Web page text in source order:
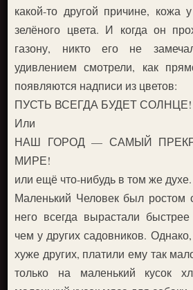
какой-то другой причине, кожа
зелёного цвета. И когда он
газону, никто его не
удивлением смотрели, как
появляются надписи из цветов:
ПУСТЬ ВСЕГДА БУДЕТ СОЛНЦЕ!
Или
НАШ ГОРОД — САМЫЙ
МИРЕ!
или ещё что-нибудь в том же духе.
Маленький Человек был ростом
него всегда вырастали
чем у других садовников.
хуже других, платили ему так
только на маленький кусок